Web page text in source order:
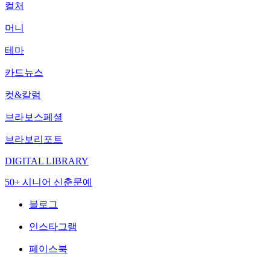
컬처
머니
테마
카드뉴스
컷&칼럼
브라보스페셜
브라보리포트
DIGITAL LIBRARY
50+ 시니어 신춘문예
블로그
인스타그램
페이스북